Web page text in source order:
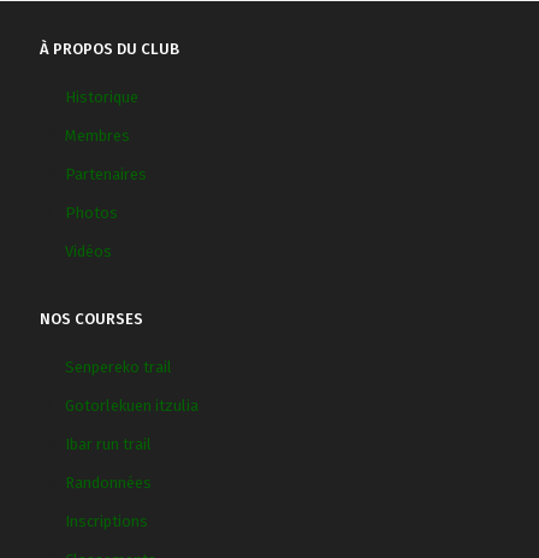
À PROPOS DU CLUB
Historique
Membres
Partenaires
Photos
Vidéos
NOS COURSES
Senpereko trail
Gotorlekuen itzulia
Ibar run trail
Randonnées
Inscriptions